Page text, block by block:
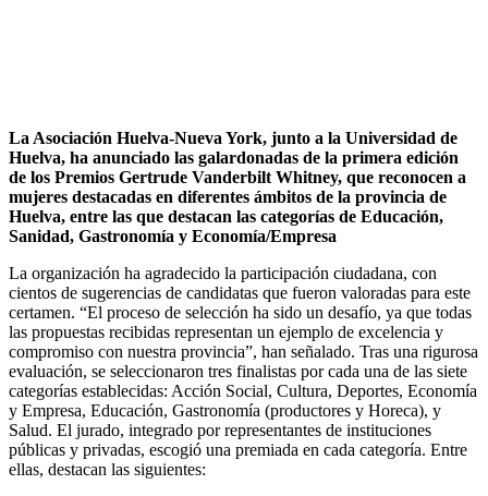
La Asociación Huelva-Nueva York, junto a la Universidad de
Huelva, ha anunciado las galardonadas de la primera edición
de los Premios Gertrude Vanderbilt Whitney, que reconocen a
mujeres destacadas en diferentes ámbitos de la provincia de
Huelva, entre las que destacan las categorías de Educación,
Sanidad, Gastronomía y Economía/Empresa
La organización ha agradecido la participación ciudadana, con
cientos de sugerencias de candidatas que fueron valoradas para este
certamen. “El proceso de selección ha sido un desafío, ya que todas
las propuestas recibidas representan un ejemplo de excelencia y
compromiso con nuestra provincia”, han señalado. Tras una rigurosa
evaluación, se seleccionaron tres finalistas por cada una de las siete
categorías establecidas: Acción Social, Cultura, Deportes, Economía
y Empresa, Educación, Gastronomía (productores y Horeca), y
Salud. El jurado, integrado por representantes de instituciones
públicas y privadas, escogió una premiada en cada categoría. Entre
ellas, destacan las siguientes: